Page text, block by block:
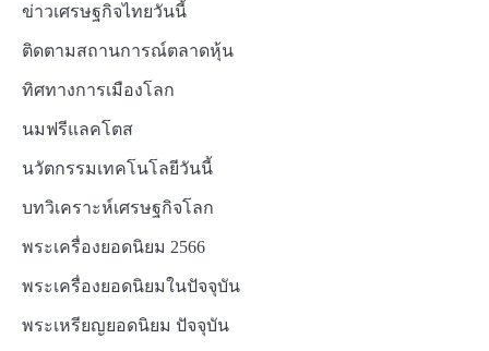
ข่าวเศรษฐกิจไทยวันนี้
ติดตามสถานการณ์ตลาดหุ้น
ทิศทางการเมืองโลก
นมฟรีแลคโตส
นวัตกรรมเทคโนโลยีวันนี้
บทวิเคราะห์เศรษฐกิจโลก
พระเครื่องยอดนิยม 2566
พระเครื่องยอดนิยมในปัจจุบัน
พระเหรียญยอดนิยม ปัจจุบัน